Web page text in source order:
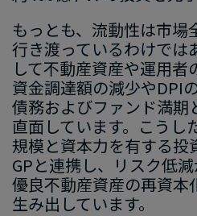
もっとも、​流動性は​市場
行き渡っているわけでは​
して​不動産資産や​運用者
資金調達額の​減少や​DPI
債務および​ファンド満期
直面しています。​こうし
規模と​資本力を​有する​投
GPと​連携し、​リスク低
優良不動産資産の​再資本
生み出しています。